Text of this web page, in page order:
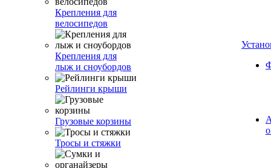
Крепления для
велосипедов
Крепления для
лыж и сноубордов
Рейлинги крыши
Грузовые корзины
Тросы и стяжки